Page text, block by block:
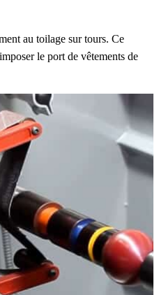
au toilage sur tours. Ce
le port de vêtements de